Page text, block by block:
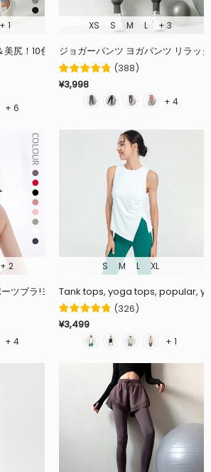
+ 1
美尻！10色万能レギンス!ヨガ初心者におすす
+ 6
XS S M L + 3
(388)
¥3,998
+ 4
+ 2
ツブラ!ヨガ初心者におすすめに！ラウンドネ
+ 4
S M L XL
Tank tops, yoga tops, popular,
(326)
¥3,499
+ 1